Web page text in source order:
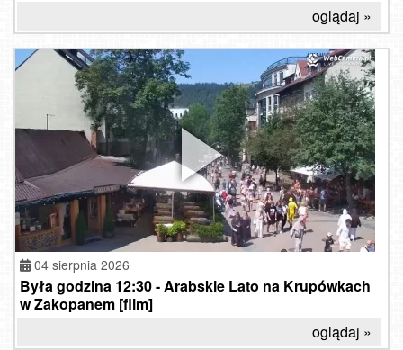
oglądaj »
04 sierpnia 2026
Była godzina 12:30 - Arabskie Lato na Krupówkach
w Zakopanem [film]
oglądaj »